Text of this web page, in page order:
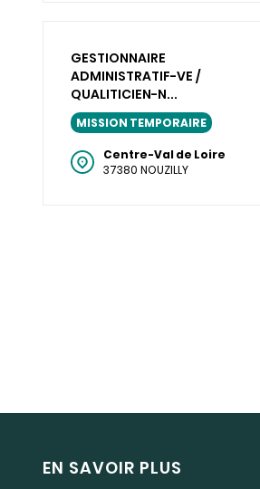
GESTIONNAIRE
ADMINISTRATIF-VE /
QUALITICIEN-N...
MISSION TEMPORAIRE
Centre-Val de Loire
37380 NOUZILLY
EN SAVOIR PLUS